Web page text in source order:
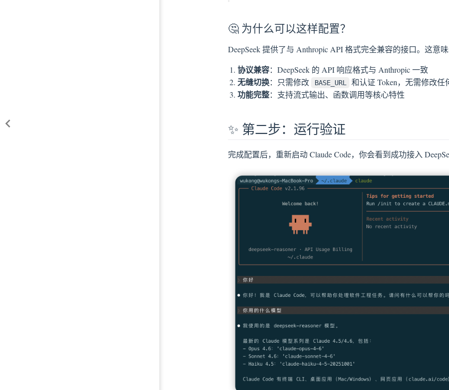
🤔 为什么可以这样配置？
DeepSeek 提供了与 Anthropic API 格式完全兼容的接口。这意味
协议兼容：DeepSeek 的 API 响应格式与 Anthropic 一致
无缝切换：只需修改 BASE_URL 和认证 Token，无需修改任
功能完整：支持流式输出、函数调用等核心特性
✨ 第二步：运行验证
完成配置后，重新启动 Claude Code，你会看到成功接入